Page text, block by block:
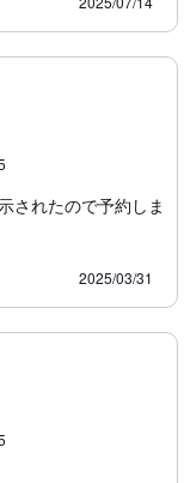
されたので予約しま
2025/03/31